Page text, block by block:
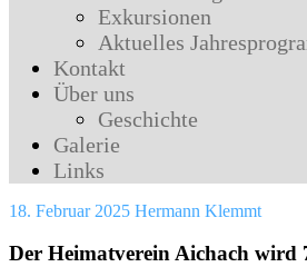
Exkursionen
Aktuelles
Kontakt
Über uns
Geschichte
Galerie
Links
18. Februar 2025 Hermann Klemmt
Der Heimatverein Aichach wird